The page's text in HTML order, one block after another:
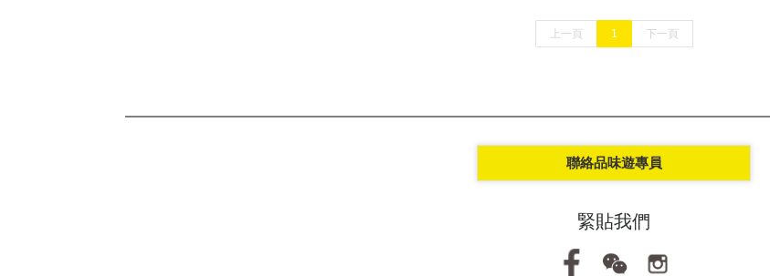
上一頁 1 下一頁
聯絡品味遊專員
緊貼我們